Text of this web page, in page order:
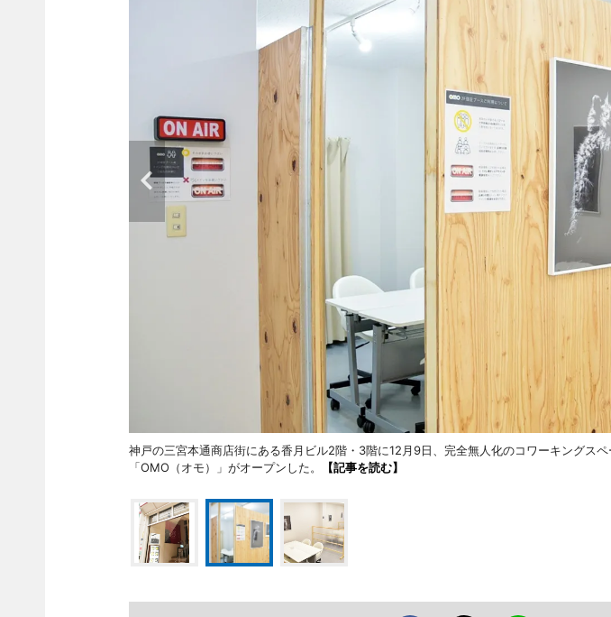
神戸の三宮本通商店街にある香月ビル2階・3階に12月9日、完全無人化のコワーキングス
「OMO（オモ）」がオープンした。
【記事を読む】